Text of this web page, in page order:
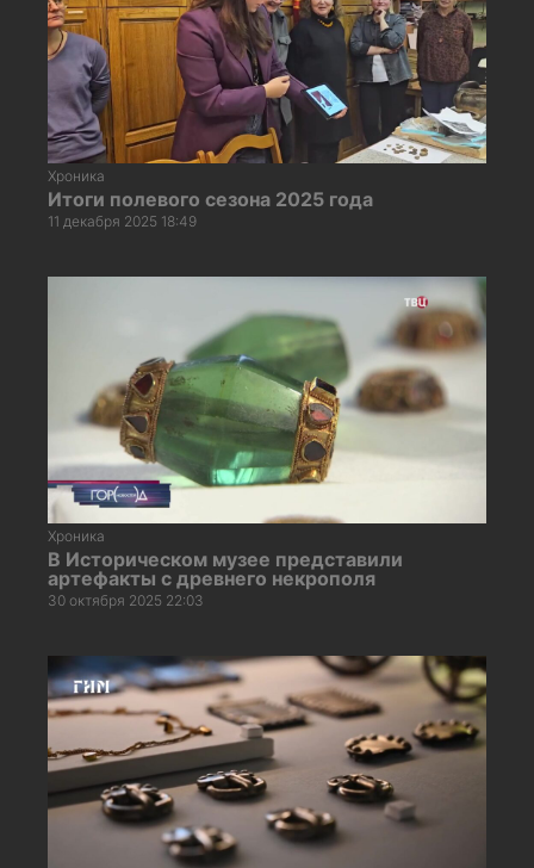
Хроника
Итоги полевого сезона 2025 года
11 декабря 2025 18:49
Хроника
В Историческом музее представили
артефакты с древнего некрополя
30 октября 2025 22:03